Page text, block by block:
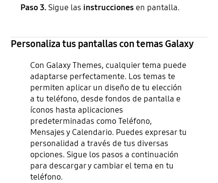
Paso 3. Sigue las instrucciones en pantalla.
Personaliza tus pantallas con temas Galaxy
Con Galaxy Themes, cualquier tema puede
adaptarse perfectamente. Los temas te
permiten aplicar un diseño de tu elección
a tu teléfono, desde fondos de pantalla e
íconos hasta aplicaciones
predeterminadas como Teléfono,
Mensajes y Calendario. Puedes expresar tu
personalidad a través de tus diversas
opciones. Sigue los pasos a continuación
para descargar y cambiar el tema en tu
teléfono.